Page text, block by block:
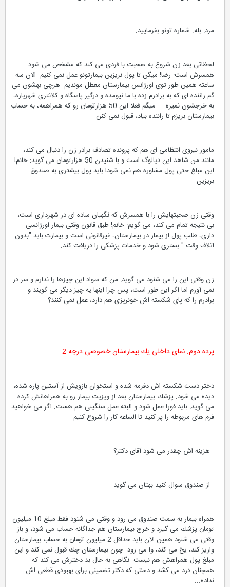
مرد: بله. شماره تونو بفرمایید.
لحظاتی بعد زن شروع به صحبت با فردی می كند كه مشخص می شود
همسرش است: رضا! میگن تا پول نریزین بیمارتونو عمل نمی كنیم. الان سه
ساعته همین طور توی اورژانس بیمارستان معطل موندیم. هرچی بهشون می
گم راننده ای كه به برادرم زده با ما نیومده و درگیر پاسگاه و كلانتری شهریاره،
به خرجشون نمیره ... میگم فعلا این 50 هزارتومان رو كه همراهمه، به حساب
بیمارستان بریزم تا راننده بیاد، قبول نمی كنن...
مامور نیروی انتظامی ای هم كه پرونده تصادف برادر زن را دنبال می كند،
مانند من شاهد این دیالوگ است و با شنیدن 50 هزارتومان می گوید: خانم!
این مبلغ حتی پول مشاوره هم نمی شود! باید پول بیشتری به صندوق
بریزین...
وقتی زن صحبتهایش را با همسرش كه نگهبان ساده ای در شهرداری است،
بی نتیجه تمام می كند، می گویم: خانم! طبق قانون وقتی بیمار اورژانسی
داری، طلب پول از بیمار در بیمارستان، غیرقانونی است و بیمارت باید "بدون
اتلاف وقت " بستری شود و خدمات پزشكی را دریافت كند.
زن وقتی این را می شنود می گوید: من كه سواد این چیزها را ندارم و سر در
نمی آورم اما اگر این طور است، پس چرا اینها یه چیز دیگر می گویند و
برادرم را كه پای شكسته اش خونریزی هم دارد، عمل نمی كنند؟
پرده دوم: نمای داخلی یك بیمارستان خصوصی درجه 2
دختر دست شكسته اش دفرمه شده و استخوان بازویش از آستین پاره شده،
دیده می شود. پزشك بیمارستان بعد از ویزیت بیمار رو به همراهانش كرده
می گوید: باید فورا عمل شود و البته عمل سنگینی هم هست. اگر می خواهید
فرم های مربوطه را پر كنید تا الساعه كار را شروع كنیم.
- هزینه اش چقدر می شود آقای دكتر؟
- از صندوق سوال كنید بهتان می گوید.
همراه بیمار به سمت صندوق می رود و وقتی می شنود فقط مبلغ 10 میلیون
تومان پزشك می گیرد و خرج بیمارستان هم جداگانه حساب می شود، و باز
وقتی می شنود همین الان باید حداقل 2 میلیون تومان به حساب بیمارستان
واریز كند، یخ می كند، وا می رود. چون بیمارستان چك قبول نمی كند و این
مبلغ پول همراهش هم نیست. نگاهی به حال بد دخترش می كند كه
همچنان درد می كشد و دستی كه دكتر تضمینی برای بهبودی قطعی اش
نداده...